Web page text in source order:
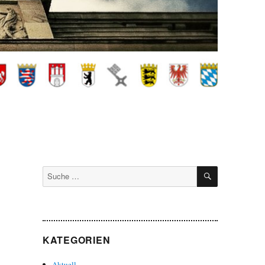
Suche
nach:
SUCHEN
KATEGORIEN